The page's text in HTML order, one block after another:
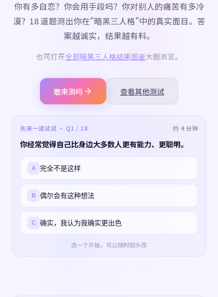
你有多自恋？你会用手段吗？你对别人的痛苦有多冷
漠？18 道题测出你在"暗黑三人格"中的真实面目。答
案越诚实，结果越有料。
也可打开全部暗黑三人格结果图鉴大图浏览。
敢来测吗 查看其他测试
先来一道试试 · Q1 / 18 约 4 分钟
你经常觉得自己比身边大多数人更有能力、更聪明。
A 完全不是这样
B 偶尔会有这种想法
C 确实，我认为我确实更出色
选一个开始，可以随时回头改